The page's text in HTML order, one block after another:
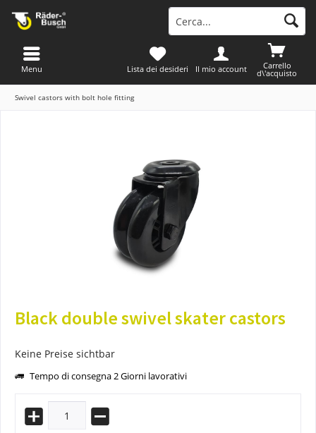
Carrello
d\'acquisto
Lista dei desideri Il mio account
Menu
Swivel castors with bolt hole fitting
Black double swivel skater castors
Keine Preise sichtbar
Tempo di consegna 2 Giorni lavorativi